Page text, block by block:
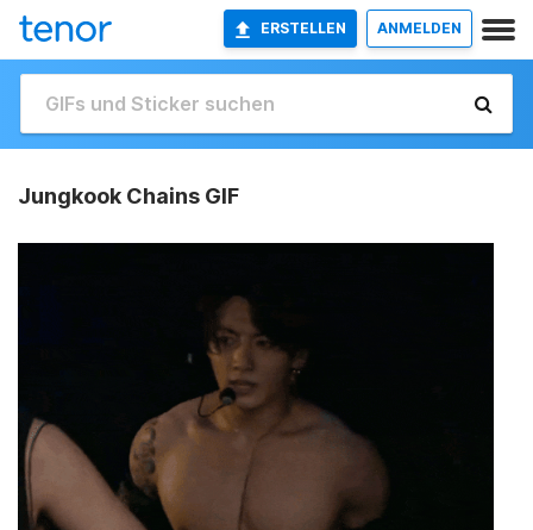
ERSTELLEN ANMELDEN
Jungkook Chains GIF